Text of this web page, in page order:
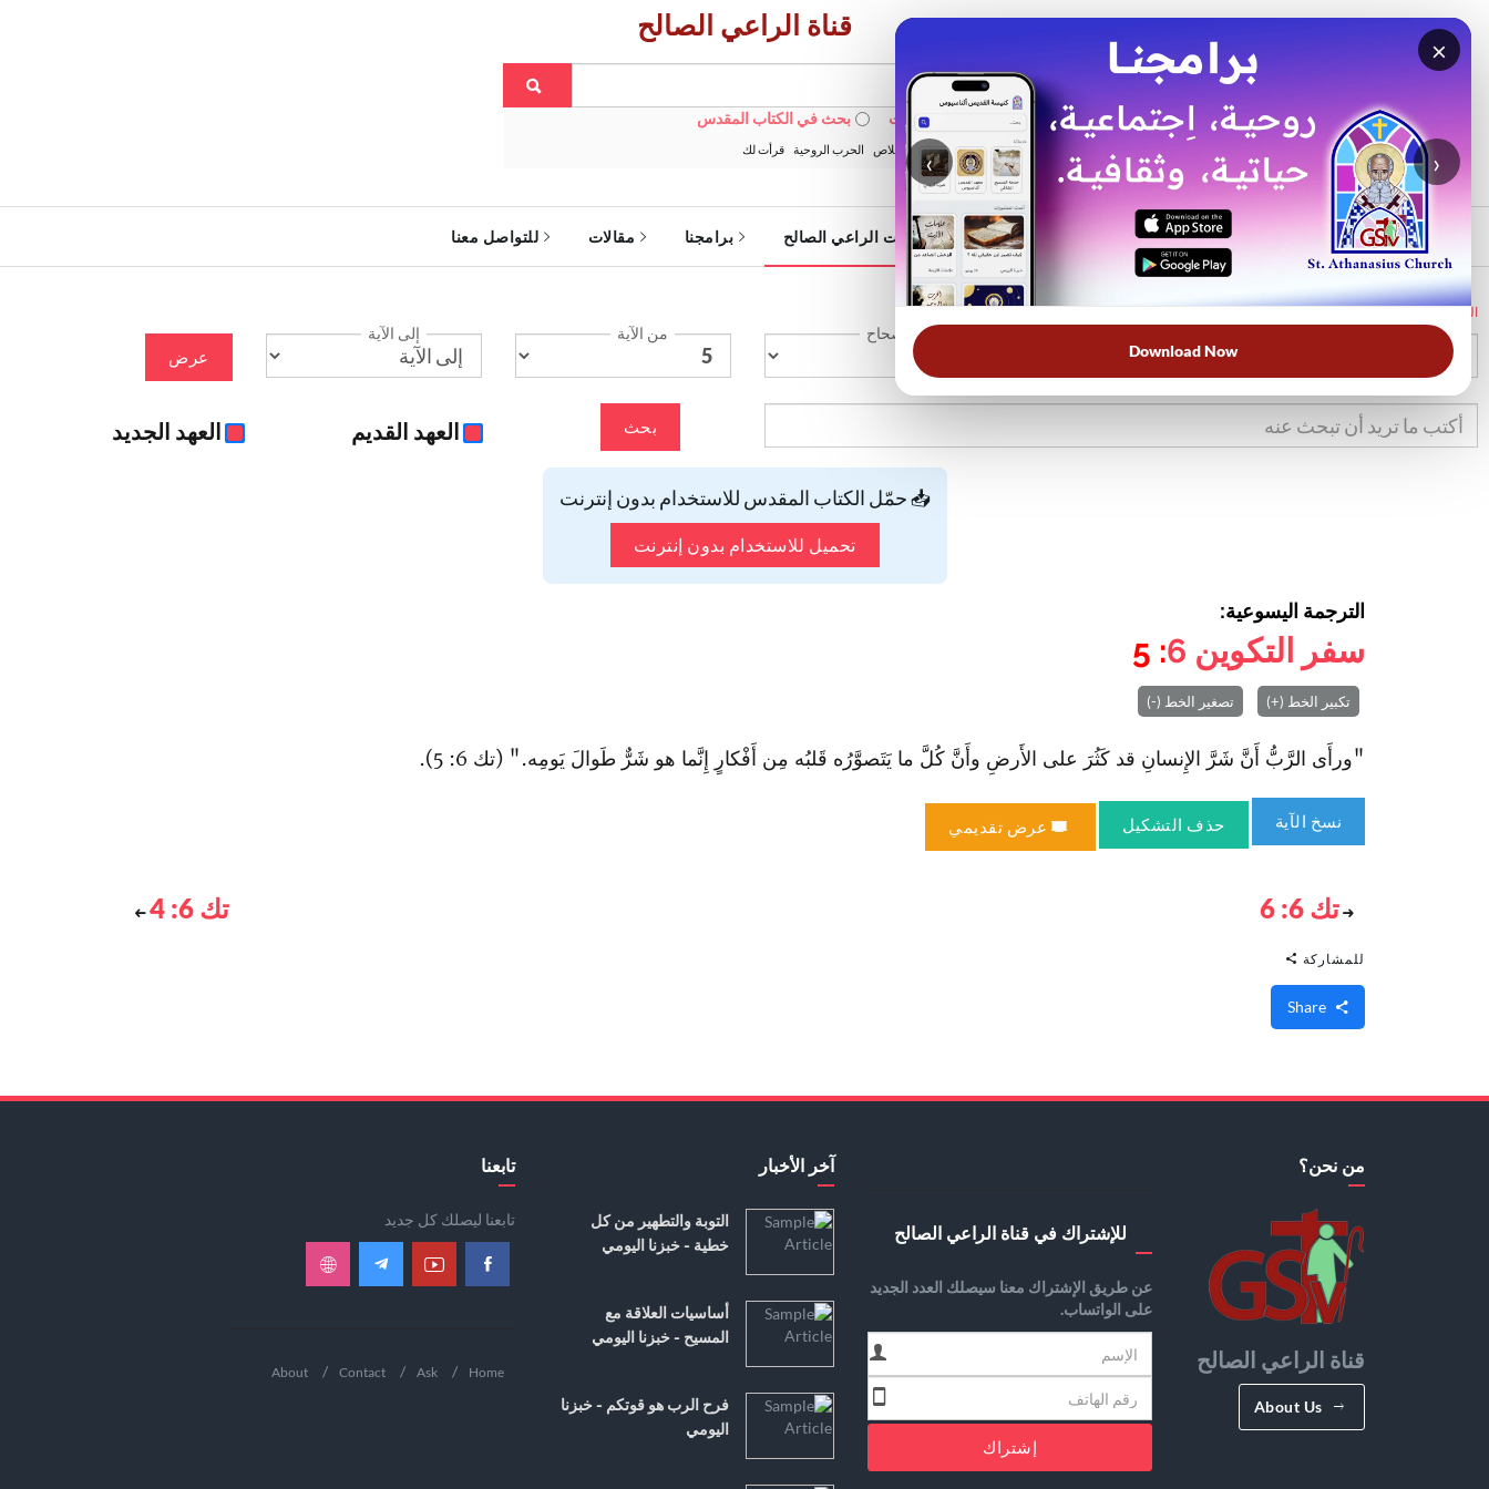
×
‹ ›
Download Now
قناة الراعي الصالح
بحث في الويبسايت بحث في الكتاب المقدس
الأكثر بحثًا: خبزنا اليومي الخلاص الحرب الروحية قرأت لك
الرئيسية خدمات الراعي الصالح برامجنا مقالات للتواصل معنا
الرئيسية
الإصحاح من الآية إلى الآية
عرض
بحث العهد القديم العهد الجديد
📥 حمّل الكتاب المقدس للاستخدام بدون إنترنت
تحميل للاستخدام بدون إنترنت
الترجمة اليسوعية:
سفر التكوين 6
: 5
تكبير الخط (+) تصغير الخط (-)
"ورأَى الرَّبُّ أَنَّ شَرَّ الإِنسانِ قد كَثُرَ على الأَرضِ وأَنَّ كُلَّ ما يَتَصوَّرُه قَلبُه مِن أَفْكارٍ إِنَّما هو شَرٌّ طَوالَ يَومِه." (تك 6: 5).
نسخ الآية حذف التشكيل عرض تقديمي
تك 6: 6 تك 6: 4
للمشاركة
من نحن؟
قناة الراعي الصالح
About Us
للإشتراك في قناة الراعي الصالح
عن طريق الإشتراك معنا سيصلك العدد الجديد
على الواتساب.
إشتراك
آخر الأخبار
التوبة والتطهير من كل
خطية - خبزنا اليومي
أساسيات العلاقة مع
المسيح - خبزنا اليومي
فرح الرب هو قوتكم - خبزنا
اليومي
تابعنا
تابعنا ليصلك كل جديد
Home
Ask
Contact
About